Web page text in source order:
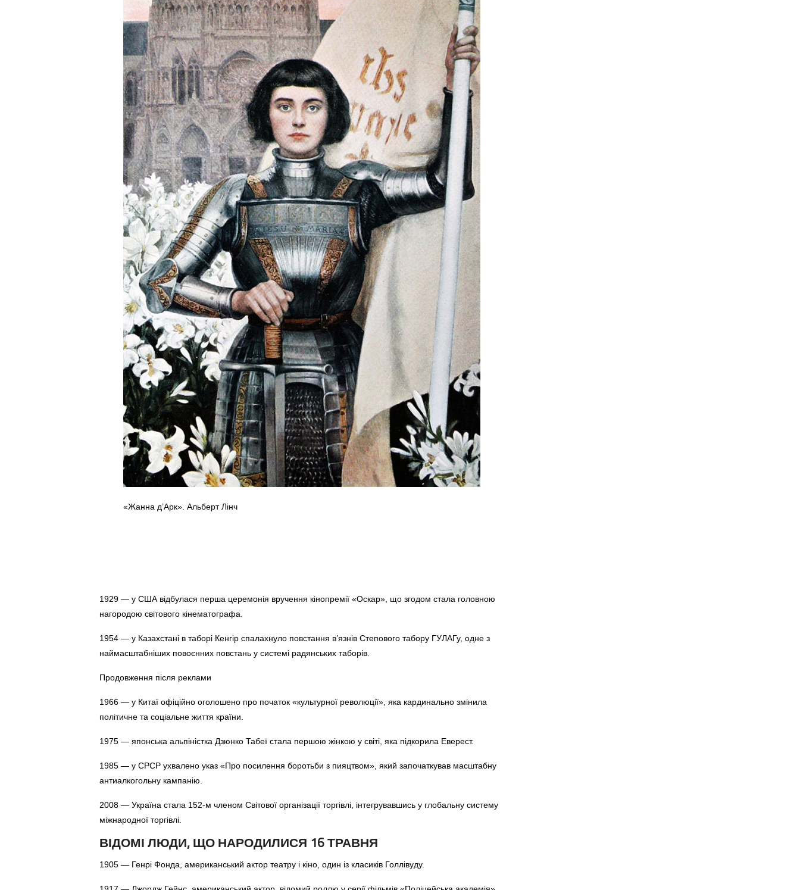
«Жанна д’Арк». Альберт Лінч
1929 — у США відбулася перша церемонія вручення кінопремії «Оскар», що згодом стала головною
нагородою світового кінематографа.
1954 — у Казахстані в таборі Кенгір спалахнуло повстання в’язнів Степового табору ГУЛАГу, одне з
наймасштабніших повоєнних повстань у системі радянських таборів.
Продовження після реклами
1966 — у Китаї офіційно оголошено про початок «культурної революції», яка кардинально змінила
політичне та соціальне життя країни.
1975 — японська альпіністка Дзюнко Табеї стала першою жінкою у світі, яка підкорила Еверест.
1985 — у СРСР ухвалено указ «Про посилення боротьби з пияцтвом», який започаткував масштабну
антиалкогольну кампанію.
2008 — Україна стала 152-м членом Світової організації торгівлі, інтегрувавшись у глобальну систему
міжнародної торгівлі.
ВІДОМІ ЛЮДИ, ЩО НАРОДИЛИСЯ 16 ТРАВНЯ
1905 — Генрі Фонда, американський актор театру і кіно, один із класиків Голлівуду.